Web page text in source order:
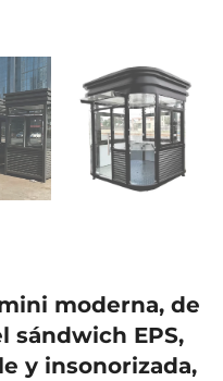
moderna, de
sándwich EPS,
y insonorizada,